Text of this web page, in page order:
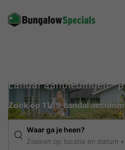
Landal aanbiedingen -
Zoek op 1169 Landal
Waar ga je heen?
Zoeken op locatie en datum